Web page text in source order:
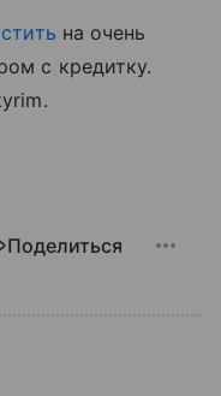
на очень
с кредитку.
Поделиться